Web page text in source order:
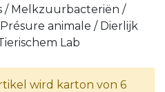
/ Melkzuurbacteriën /
animale / Dierlijk
Lab
wird karton von 6